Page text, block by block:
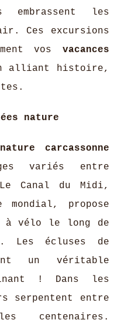
embrassent les
Ces excursions
vos vacances
alliant histoire,
nature
carcassonne
variés entre
Canal du Midi,
propose
à vélo le long de
Les écluses de
un véritable
! Dans les
serpentent entre
centenaires.